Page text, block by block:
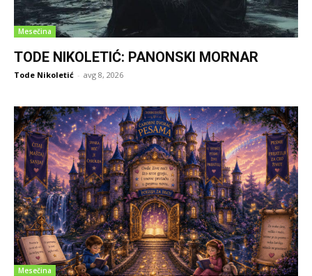
Mesečina
TODE NIKOLETIĆ: PANONSKI MORNAR
Tode Nikoletić - avg 8, 2026
Mesečina